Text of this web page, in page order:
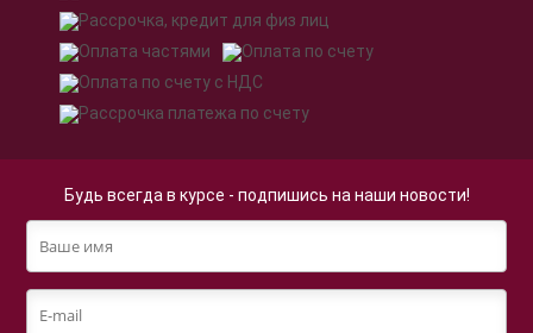
Будь всегда в курсе - подпишись на наши новости!